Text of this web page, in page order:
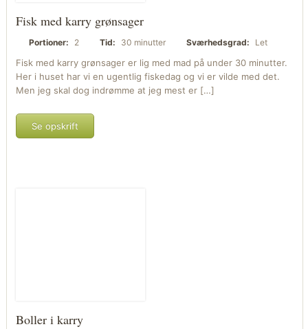
Fisk med karry grønsager
Portioner: 2 Tid: 30 minutter Sværhedsgrad: Let
Fisk med karry grønsager er lig med mad på under 30 minutter.
Her i huset har vi en ugentlig fiskedag og vi er vilde med det.
Men jeg skal dog indrømme at jeg mest er […]
Se opskrift
Boller i karry